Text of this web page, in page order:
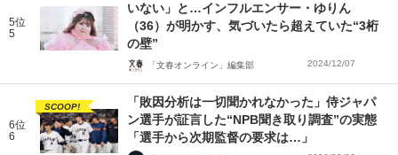
5位
5
いない」と…インフルエンサー・ゆりん
（36）が明かす、気づいたら超えていた“3桁
の壁”
「文春オンライン」編集部 2024/12/07
6位
6
SCOOP!
「敗因分析は一切聞かれなかった」侍ジャパ
ン選手が証言した“NPB聞き取り調査”の実態
「選手から次期監督の要求は…」